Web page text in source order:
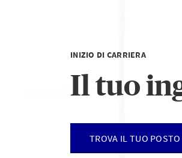
INIZIO DI CARRIERA
Il tuo
TROVA IL TUO